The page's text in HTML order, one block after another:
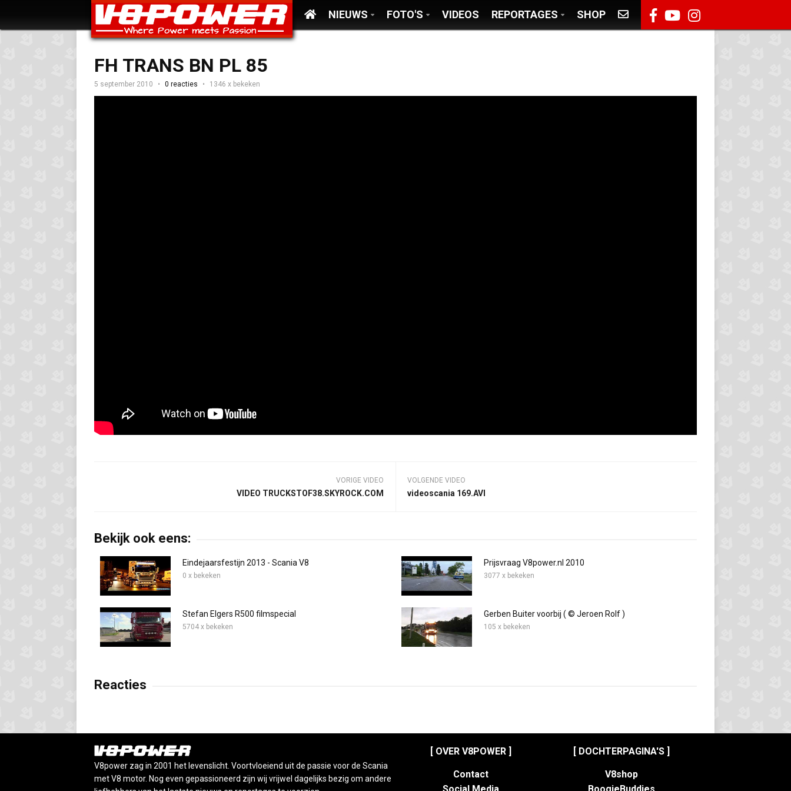
NIEUWS FOTO'S VIDEOS REPORTAGES SHOP
FH TRANS BN PL 85
5 september 2010 0 reacties 1346 x bekeken
VORIGE VIDEO
VIDEO TRUCKSTOF38.SKYROCK.COM
VOLGENDE VIDEO
videoscania 169.AVI
Bekijk ook eens:
Eindejaarsfestijn 2013 - Scania V8
0 x bekeken
Stefan Elgers R500 filmspecial
5704 x bekeken
Prijsvraag V8power.nl 2010
3077 x bekeken
Gerben Buiter voorbij ( © Jeroen Rolf )
105 x bekeken
Reacties
V8power zag in 2001 het levenslicht. Voortvloeiend uit de passie voor de Scania
met V8 motor. Nog even gepassioneerd zijn wij vrijwel dagelijks bezig om andere
[ OVER V8POWER ]
Contact
[ DOCHTERPAGINA'S ]
V8shop